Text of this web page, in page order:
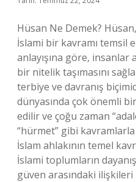
Hüsan Ne Demek?
İslami bir kavramı temsil
anlayışına göre,
bir nitelik taşımasını
terbiye ve davranış
dünyasında çok önemli
edilir ve çoğu zaman
“hürmet” gibi
İslam ahlakının temel
İslami toplumların
güven arasındaki ilişkileri